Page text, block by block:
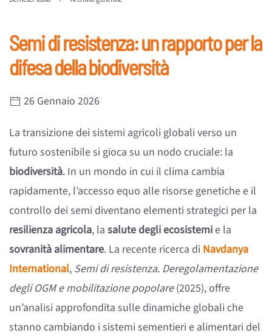
Semi di resistenza: un rapporto per la
difesa della biodiversità
26 Gennaio 2026
La transizione dei sistemi agricoli globali verso un
futuro sostenibile si gioca su un nodo cruciale: la
biodiversità. In un mondo in cui il clima cambia
rapidamente, l’accesso equo alle risorse genetiche e il
controllo dei semi diventano elementi strategici per la
resilienza agricola, la salute degli ecosistemie la
sovranità alimentare. La recente ricerca di Navdanya
International, Semi di resistenza. Deregolamentazione
degli OGM e mobilitazione popolare(2025), offre
un’analisi approfondita sulle dinamiche globali che
stanno cambiando i sistemi sementieri e alimentari del